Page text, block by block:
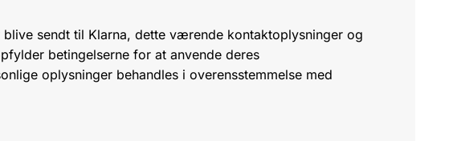
sendt til Klarna, dette værende kontaktoplysninger og
betingelserne for at anvende deres
oplysninger behandles i overensstemmelse med